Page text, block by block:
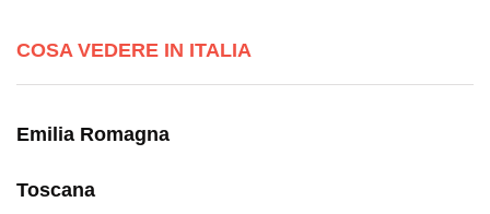
COSA VEDERE IN ITALIA
Emilia Romagna
Toscana